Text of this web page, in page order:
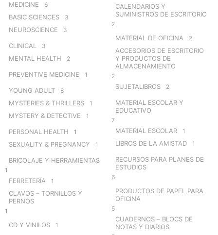
MEDICINE 6
BASIC SCIENCES 3
NEUROSCIENCE 3
CLINICAL 3
MENTAL HEALTH 2
PREVENTIVE MEDICINE 1
YOUNG ADULT 8
MYSTERIES & THRILLERS 1
MYSTERY & DETECTIVE 1
PERSONAL HEALTH 1
SEXUALITY & PREGNANCY 1
BRICOLAJE Y HERRAMIENTAS
1
FERRETERÍA 1
CLAVOS – TORNILLOS Y
PERNOS
1
CD Y VINILOS 1
CALENDARIOS Y
SUMINISTROS DE ESCRITORIO
2
MATERIAL DE OFICINA 2
ACCESORIOS DE ESCRITORIO
Y PRODUCTOS DE
ALMACENAMIENTO
2
SUJETALIBROS 2
MATERIAL ESCOLAR Y
EDUCATIVO
7
MATERIAL ESCOLAR 1
LIBROS DE LA AMISTAD 1
RECURSOS PARA PLANES DE
ESTUDIOS
6
PRODUCTOS DE PAPEL PARA
OFICINA
5
CUADERNOS – BLOCS DE
NOTAS Y DIARIOS